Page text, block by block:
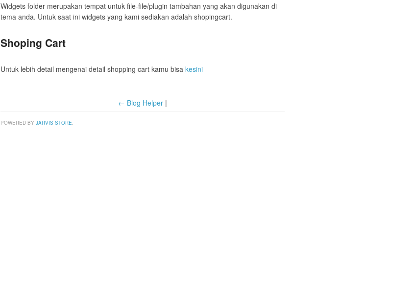
Widgets folder merupakan tempat untuk file-file/plugin tambahan yang akan digunakan di
tema anda. Untuk saat ini widgets yang kami sediakan adalah shopingcart.
Shoping Cart
Untuk lebih detail mengenai detail shopping cart kamu bisa kesini
← Blog Helper |
POWERED BY JARVIS STORE